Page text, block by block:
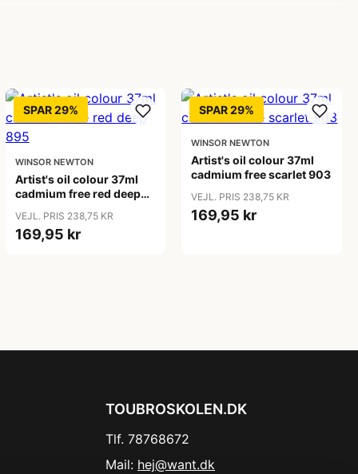
SPAR 29%
WINSOR NEWTON
Artist's oil colour 37ml
cadmium free red deep
VEJL. PRIS 238,75 KR
169,95 kr
SPAR 29%
WINSOR NEWTON
Artist's oil colour 37ml
cadmium free scarlet 903
VEJL. PRIS 238,75 KR
169,95 kr
TOUBROSKOLEN.DK
Tlf. 78768672
Mail: hej@want.dk